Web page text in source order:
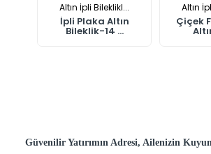
Altın İpli Bileklikl...
İpli Plaka Altın
Bileklik-14 ...
Altın
Çiçek
Güvenilir Yatırımın Adresi, Ailenizin